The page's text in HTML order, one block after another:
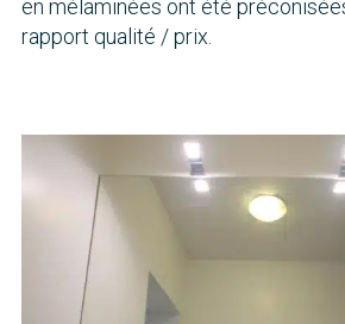
en mélaminées ont été
rapport qualité / prix.